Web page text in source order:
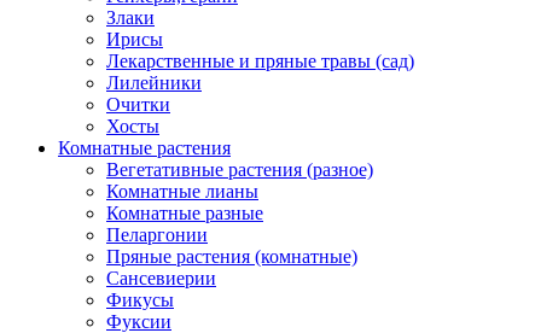
Злаки
Ирисы
Лекарственные и пряные травы (сад)
Лилейники
Очитки
Хосты
Комнатные растения
Вегетативные растения (разное)
Комнатные лианы
Комнатные разные
Пеларгонии
Пряные растения (комнатные)
Сансевиерии
Фикусы
Фуксии